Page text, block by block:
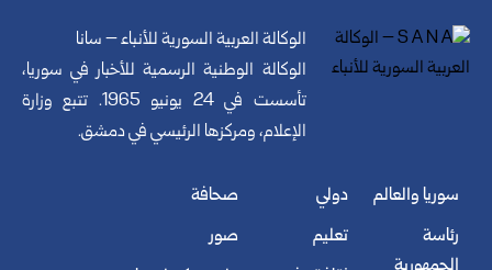
الوكالة العربية السورية للأنباء – سانا
الوكالة الوطنية الرسمية للأخبار في سوريا،
تأسست في 24 يونيو 1965. تتبع وزارة
الإعلام، ومركزها الرئيسي في دمشق.
سوريا والعالم
رئاسة
دولي
تعليم
صحافة
صور